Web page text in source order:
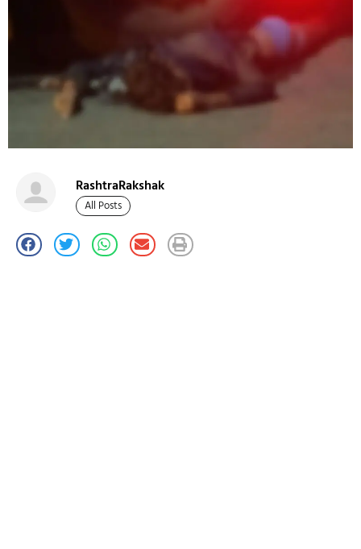
RashtraRakshak
All Posts